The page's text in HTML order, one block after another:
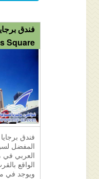
فندق
Square
فندق
المفضل
العربي في
الواقع
ويوجد في